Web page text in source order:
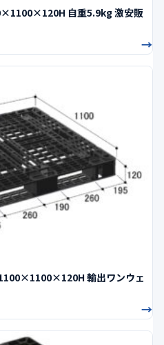
自重5.9kg 激安販
→
輸出ワンウェ
→